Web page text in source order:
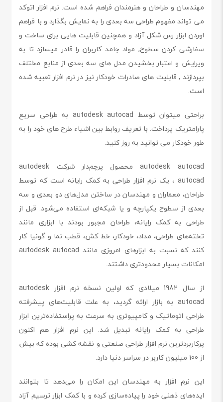
مهندسان و طراحان و هنرمندان فراهم شده است. نرم افزار اتوکد
می تواند مفهوم طراحی سه بعدی را به نمایش بگذارد و با فراهم
اوردن ابزار رس شکل آزاد و همچنین قابلیت هایی برای ساخت و
سفارشی کردن سطوح, مواد جامد کاربران را قادر میسازد تا به
ویرایش و اعتبار بخشیدن مدل های سه بعدی از منابع مختلف
بپردازند , قابلیت های صادرات خودکار نیز در نرم افزار تعبیه شده
است.
براحتی میتوان توسط autodesk autocad به طراحی سریع
پارامتریک پرداخت. با تعریف روابط بین اشیاء طرح های خود را به
طور خودکار می توانید به روز کنید.
autodesk autocad محصول پرچم‌دار شرکت autodesk
autocad ، یک نرم افزار طراحی به کمک رایانه است که توسط
طراحان، معماران و مهندسان در ساختن مدل‌های دو بعدی و سه
بعدی از سطوح یکپارچه و یا شبکه‌ای استفاده می‌شود. قبل از
طراحی به کمک رایانه، طراحان مجبور بودند با ابزاری مانند
تخته‌های طراحی، مداد، خودکار، خط کش، قطب نما و گونیا کار
کنند که نسبت به ابزارهای امروزی مانند autodesk autocad
امکانات بسیار محدودتری داشتند.
از سال 1982 میلادی که اولین نسخه نرم افزار autodesk
autocad به بازار ارائه گردید، به علت قابلیت‌های پیشرفته
طراحی اتوماتیک و کامپیوتری به سرعت به پراستفاده‌ترین ابزار
طراحی به کمک رایانه تبدیل شد. این نرم افزار هم اکنون
پرکاربردترین نرم افزار طراحی صنعتی و نقشه کشی بوده که بیش
از 100 میلیون کاربر در سراسر دنیا دارد.
این نرم افزار به مهندسان این امکان را می‌دهد تا بتوانند
ایده‌های ذهنی خود را پیاده‌سازی کرده و با کمک ابزار ترسیم آزاد